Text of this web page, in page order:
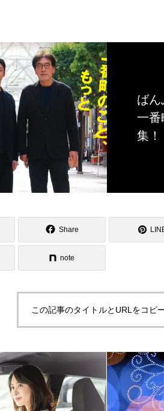
ばん
一
集！
Share
note
この記事のタイトルとURLをコピ